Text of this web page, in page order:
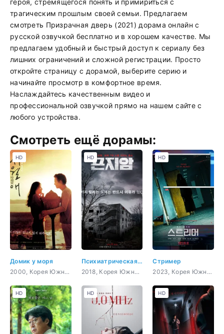
героя, стремящегося понять и примириться с
трагическим прошлым своей семьи. Предлагаем
смотреть Призрачная дверь (2021) дорама онлайн с
русской озвучкой бесплатно и в хорошем качестве. Мы
предлагаем удобный и быстрый доступ к сериалу без
лишних ограничений и сложной регистрации. Просто
откройте страницу с дорамой, выберите серию и
начинайте просмотр в комфортное время.
Наслаждайтесь качественным видео и
профессиональной озвучкой прямо на нашем сайте с
любого устройства.
Смотреть ещё дорамы:
Домик у моря
2000, Корея Южная, романтика, драма, фэнтези, мелодрама
HD
Психиатрическая больница Конджиам
2018, Корея Южная, триллер, мистика, ужасы, сверхъестественное
HD
Стример
2023, Корея Южная, мистика, ужасы
HD
HD HD HD